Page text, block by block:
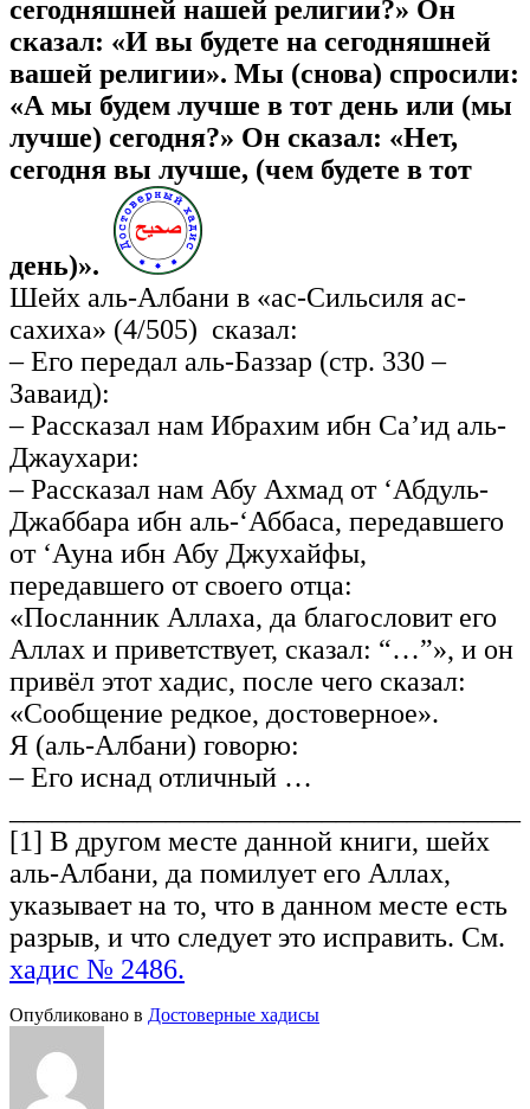
сегодняшней нашей религии?» Он
сказал: «И вы будете на сегодняшней
вашей религии». Мы (снова) спросили:
«А мы будем лучше в тот день или (мы
лучше) сегодня?» Он сказал: «Нет,
сегодня вы лучше, (чем будете в тот
день)».
Шейх аль-Албани в «ас-Сильсиля ас-
сахиха» (4/505) сказал:
– Его передал аль-Баззар (стр. 330 –
Заваид):
– Рассказал нам Ибрахим ибн Са’ид аль-
Джаухари:
– Рассказал нам Абу Ахмад от ‘Абдуль-
Джаббара ибн аль-‘Аббаса, передавшего
от ‘Ауна ибн Абу Джухайфы,
передавшего от своего отца:
«Посланник Аллаха, да благословит его
Аллах и приветствует, сказал: “…”», и он
привёл этот хадис, после чего сказал:
«Сообщение редкое, достоверное».
Я (аль-Албани) говорю:
– Его иснад отличный …
[1] В другом месте данной книги, шейх
аль-Албани, да помилует его Аллах,
указывает на то, что в данном месте есть
разрыв, и что следует это исправить. См.
хадис № 2486.
Опубликовано в Достоверные хадисы